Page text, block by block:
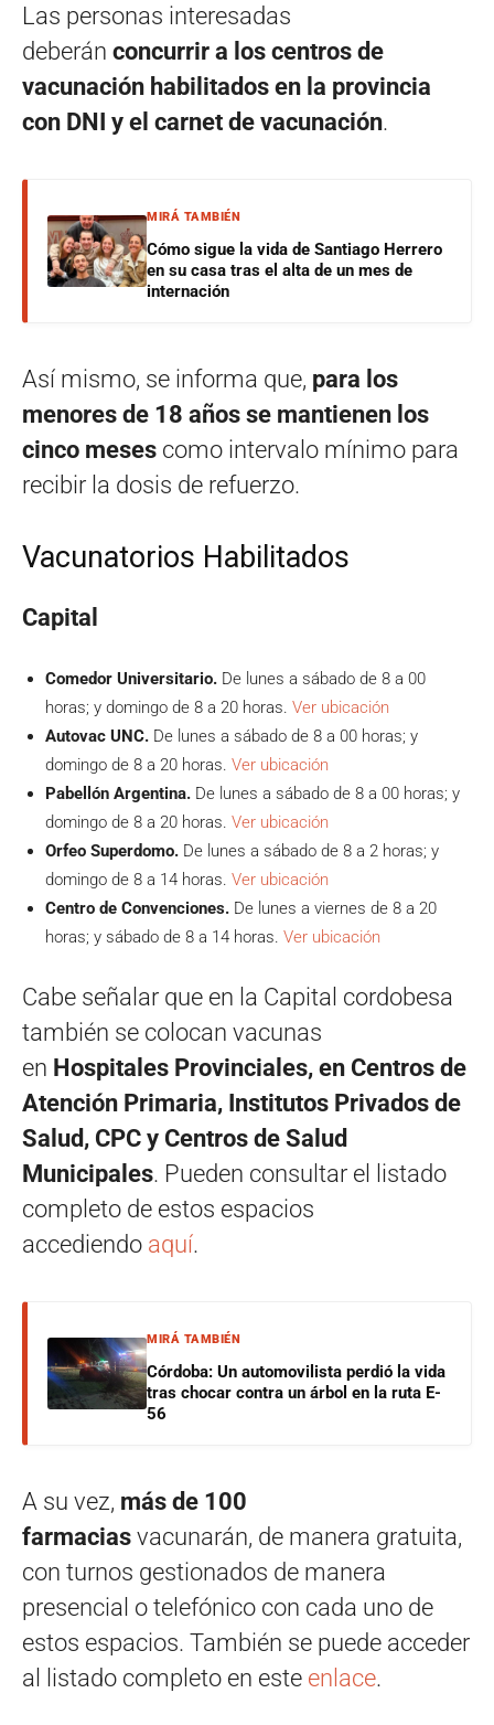
Las personas interesadas
deberán concurrir a los centros de
vacunación habilitados en la provincia
con DNI y el carnet de vacunación.
MIRÁ TAMBIÉN
Cómo sigue la vida de Santiago Herrero
en su casa tras el alta de un mes de
internación
Así mismo, se informa que, para los
menores de 18 años se mantienen los
cinco meses como intervalo mínimo para
recibir la dosis de refuerzo.
Vacunatorios Habilitados
Capital
Comedor Universitario. De lunes a sábado de 8 a 00
horas; y domingo de 8 a 20 horas. Ver ubicación
Autovac UNC. De lunes a sábado de 8 a 00 horas; y
domingo de 8 a 20 horas. Ver ubicación
Pabellón Argentina. De lunes a sábado de 8 a 00 horas; y
domingo de 8 a 20 horas. Ver ubicación
Orfeo Superdomo. De lunes a sábado de 8 a 2 horas; y
domingo de 8 a 14 horas. Ver ubicación
Centro de Convenciones. De lunes a viernes de 8 a 20
horas; y sábado de 8 a 14 horas. Ver ubicación
Cabe señalar que en la Capital cordobesa
también se colocan vacunas
en Hospitales Provinciales, en Centros de
Atención Primaria, Institutos Privados de
Salud, CPC y Centros de Salud
Municipales. Pueden consultar el listado
completo de estos espacios
accediendo aquí.
MIRÁ TAMBIÉN
Córdoba: Un automovilista perdió la vida
tras chocar contra un árbol en la ruta E-
56
A su vez, más de 100
farmacias vacunarán, de manera gratuita,
con turnos gestionados de manera
presencial o telefónico con cada uno de
estos espacios. También se puede acceder
al listado completo en este enlace.